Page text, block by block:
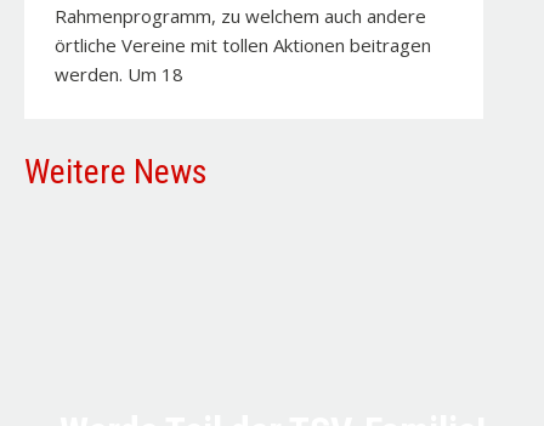
Rahmenprogramm, zu welchem auch andere
örtliche Vereine mit tollen Aktionen beitragen
werden. Um 18
Weitere News